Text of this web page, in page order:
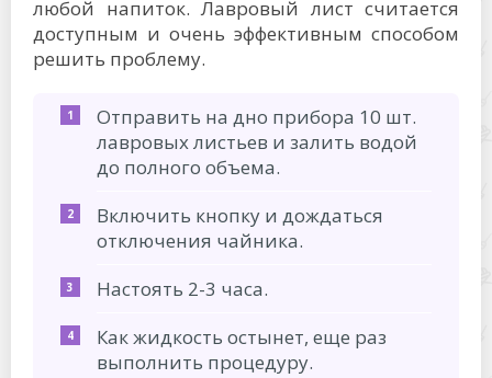
любой напиток. Лавровый лист считается
доступным и очень эффективным способом
решить проблему.
Отправить на дно прибора 10 шт.
лавровых листьев и залить водой
до полного объема.
Включить кнопку и дождаться
отключения чайника.
Настоять 2-3 часа.
Как жидкость остынет, еще раз
выполнить процедуру.